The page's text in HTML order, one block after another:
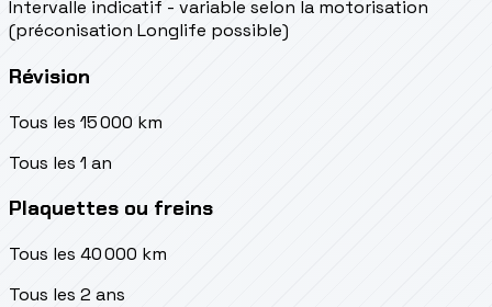
Intervalle indicatif - variable selon la motorisation
(préconisation Longlife possible)
Révision
Tous les 15 000 km
Tous les 1 an
Plaquettes ou freins
Tous les 40 000 km
Tous les 2 ans